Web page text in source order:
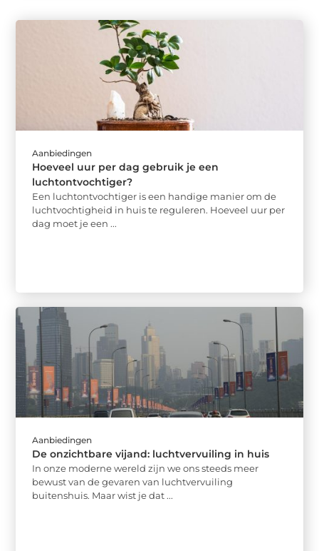
Aanbiedingen
Hoeveel uur per dag gebruik je een
luchtontvochtiger?
Een luchtontvochtiger is een handige manier om de
luchtvochtigheid in huis te reguleren. Hoeveel uur per
dag moet je een ...
Aanbiedingen
De onzichtbare vijand: luchtvervuiling in huis
In onze moderne wereld zijn we ons steeds meer
bewust van de gevaren van luchtvervuiling
buitenshuis. Maar wist je dat ...